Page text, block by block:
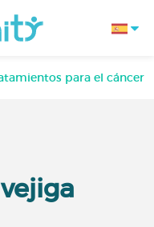
para el cáncer